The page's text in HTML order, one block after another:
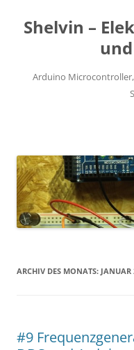
springen
Shelvin –
Arduino Microcontroller,
ARCHIV DES MONATS: JANUAR
#9